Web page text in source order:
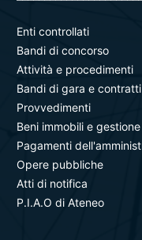
Enti controllati
Bandi di concorso
Attività e procedimenti
Bandi di gara e contratti
Provvedimenti
Beni immobili e
Pagamenti
Opere pubbliche
Atti di notifica
P.I.A.O di Ateneo